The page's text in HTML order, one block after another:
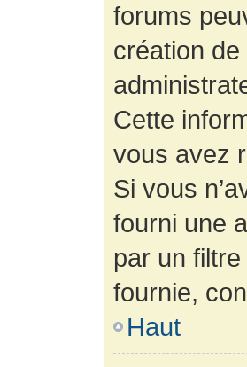
forums
création
Cette
vous avez
Si vous
fourni une
par un
fournie,
Haut